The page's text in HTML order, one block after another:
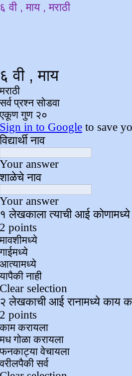
६ वी , माय , मराठी